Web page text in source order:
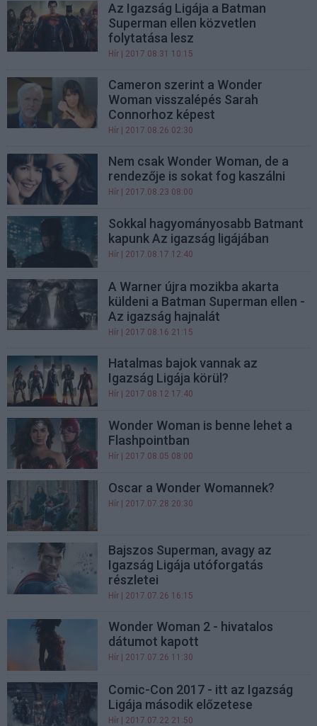
Az Igazság Ligája a Batman
Superman ellen közvetlen
folytatása lesz
Hír | 2017.08.31 10:15
Cameron szerint a Wonder
Woman visszalépés Sarah
Connorhoz képest
Hír | 2017.08.26 02:30
Nem csak Wonder Woman, de a
rendezője is sokat fog kaszálni
Hír | 2017.08.23 08:00
Sokkal hagyományosabb Batmant
kapunk Az igazság ligájában
Hír | 2017.08.17 12:40
A Warner újra mozikba akarta
küldeni a Batman Superman ellen -
Az igazság hajnalát
Hír | 2017.08.16 21:15
Hatalmas bajok vannak az
Igazság Ligája körül?
Hír | 2017.08.12 17:40
Wonder Woman is benne lehet a
Flashpointban
Hír | 2017.08.05 08:00
Oscar a Wonder Womannek?
Hír | 2017.07.28 20:30
Bajszos Superman, avagy az
Igazság Ligája utóforgatás
részletei
Hír | 2017.07.26 16:15
Wonder Woman 2 - hivatalos
dátumot kapott
Hír | 2017.07.26 11:30
Comic-Con 2017 - itt az Igazság
Ligája második előzetese
Hír | 2017.07.22 21:50